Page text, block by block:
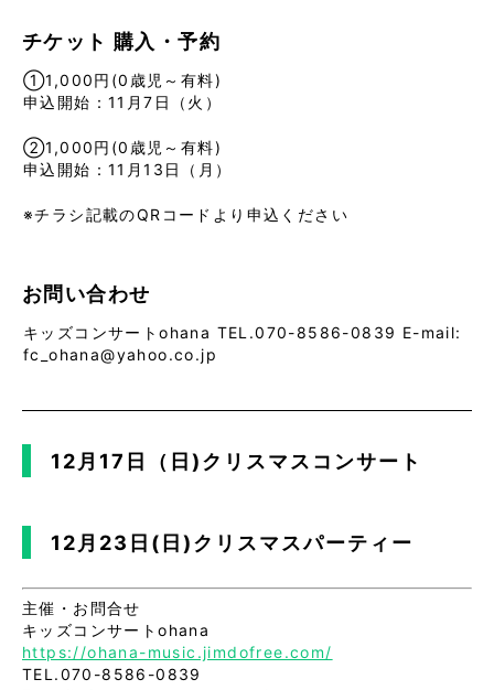
チケット 購入・予約
①1,000円(0歳児～有料)
申込開始：11月7日（火）
②1,000円(0歳児～有料)
申込開始：11月13日（月）
※チラシ記載のQRコードより申込ください
お問い合わせ
キッズコンサートohana TEL.070-8586-0839 E-mail:
fc_ohana@yahoo.co.jp
12月17日（日)クリスマスコンサート
12月23日(日)クリスマスパーティー
主催・お問合せ
キッズコンサートohana
https://ohana-music.jimdofree.com/
TEL.070-8586-0839